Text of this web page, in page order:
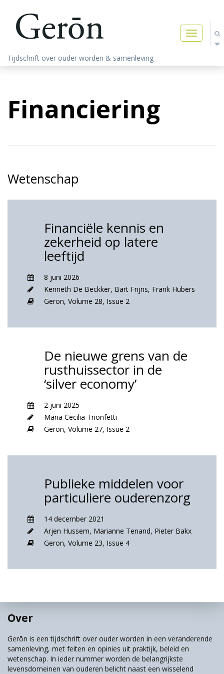
Toggle
navigation
Tijdschrift over ouder worden & samenleving
Financiering
Wetenschap
Financiële kennis en
zekerheid op latere
leeftijd
8 juni 2026
Kenneth De Beckker, Bart Frijns, Frank Hubers
Geron, Volume 28, Issue 2
De nieuwe grens van de
rusthuissector in de
‘silver economy’
2 juni 2025
Maria Cecilia Trionfetti
Geron, Volume 27, Issue 2
Publieke middelen voor
particuliere ouderenzorg
14 december 2021
Arjen Hussem, Marianne Tenand, Pieter Bakx
Geron, Volume 23, Issue 4
Over
Gerōn is een tijdschrift over ouder worden in een veranderende
samenleving, met feiten en opinies uit praktijk, beleid en
wetenschap. In ieder nummer worden de belangrijkste
levensdomeinen van ouderen belicht naast een wisselend